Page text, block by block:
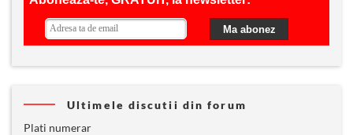
Ultimele discutii din forum
Plati numerar